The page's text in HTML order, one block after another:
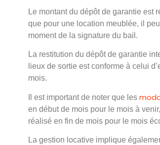
Le montant du dépôt de garantie est
que pour une location meublée, il
moment de la signature du bail.
La restitution du dépôt de garantie
lieux de sortie est conforme à celui
mois.
Il est important de noter que les
en début de mois pour le mois à
réalisé en fin de mois pour le mois
La gestion locative implique